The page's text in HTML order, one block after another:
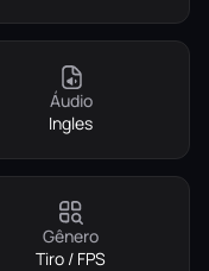
Áudio
Ingles
Gênero
Tiro / FPS